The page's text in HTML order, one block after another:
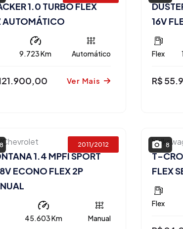
1.0 TURBO FLEX
AUTOMÁTICO
9.723 Km Automático
Ver Mais
16V
Flex
R$
8 2011/2012
1.4 MPFI SPORT
ECONO FLEX 2P
45.603 Km Manual
8
T-
FLEX
Flex